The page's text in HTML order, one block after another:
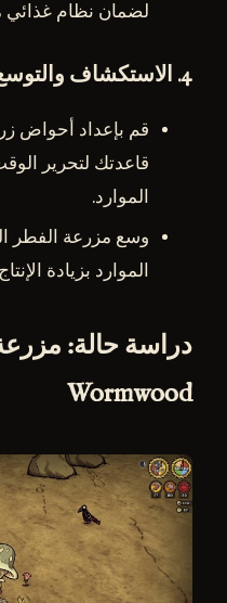
لضمان نظام غذائي
4. الاستكشاف
قم بإعداد أحواض
قاعدتك لتحرير
الموارد.
وسع مزرعة الفطر
الموارد بزيادة
دراسة حالة:
Wormwood